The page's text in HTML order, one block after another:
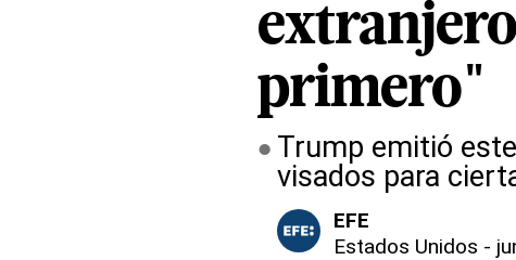
primero"
Trump emitió
visados para
EFE
Estados Unidos -